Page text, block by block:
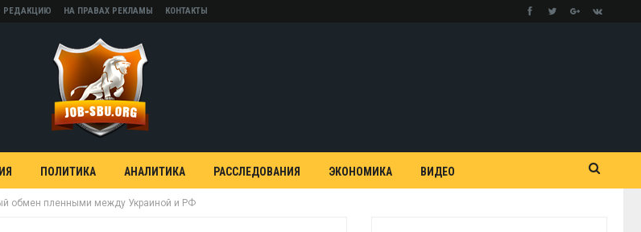
РЕДАКЦИЮ НА ПРАВАХ РЕКЛАМЫ КОНТАКТЫ
ПОЛИТИКА АНАЛИТИКА РАССЛЕДОВАНИЯ ЭКОНОМИКА ВИДЕО
обмен пленными между Украиной и РФ